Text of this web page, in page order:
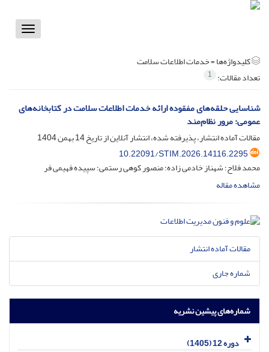
Toggle
کلیدواژه‌ها =خدمات اطلاعات سلامت
تعداد مقالات: 1
شناسایی حلقه‌های مفقوده ارائه خدمات اطلاعات سلامت در کتابخانه‌های
عمومی: مرور نظام‌مند
مقالات آماده انتشار، پذیرفته شده، انتشار آنلاین از تاریخ14 بهمن 1404
10.22091/STIM.2026.14116.2295
محمد فلاح؛ شهناز خادمی زاده؛ منصور کوهی رستمی؛ سپیده فهیمی فر
مشاهده مقاله
مقالات آماده انتشار
شماره جاری
شماره‌های پیشین نشریه
دوره 12 (1405)